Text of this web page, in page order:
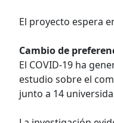
El proyecto espera
Cambio de
El COVID-19 ha
estudio sobre el
junto a 14